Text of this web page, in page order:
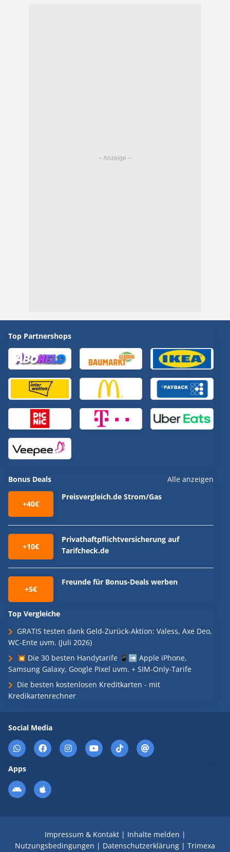
Top Partnershops
Bonus Deals Alle anzeigen
+40€
Preisvergleich.de Strom/Gas
+10€
Privathaftpflichtversicherung auf
Tarifcheck.de
+5€
Freunde für Bonus-Deals werben
Top Vergleiche
GRATIS testen dank Geld-Zurück-Aktion: Valess, Axe Deo,
WC-Ente uvm. (Juli 2026)
💥 Die 30 besten Handytarife 📱➡️ Apple iPhone,
Samsung Galaxy, Google Pixel uvm. + SIM-Only-Tarife
Die besten kostenlosen Kreditkarten - mit
Kredikartenrechner
Social Media
Apps
Impressum & Kontakt| Inhalte melden |
Nutzungsbedingungen | Datenschutzerklärung | Trimexa